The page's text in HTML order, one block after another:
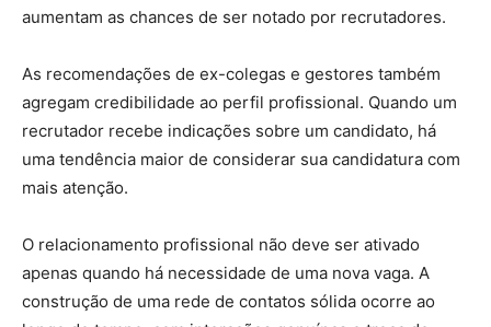
aumentam as chances de ser notado por recrutadores.
As recomendações de ex-colegas e gestores também
agregam credibilidade ao perfil profissional. Quando um
recrutador recebe indicações sobre um candidato, há
uma tendência maior de considerar sua candidatura com
mais atenção.
O relacionamento profissional não deve ser ativado
apenas quando há necessidade de uma nova vaga. A
construção de uma rede de contatos sólida ocorre ao